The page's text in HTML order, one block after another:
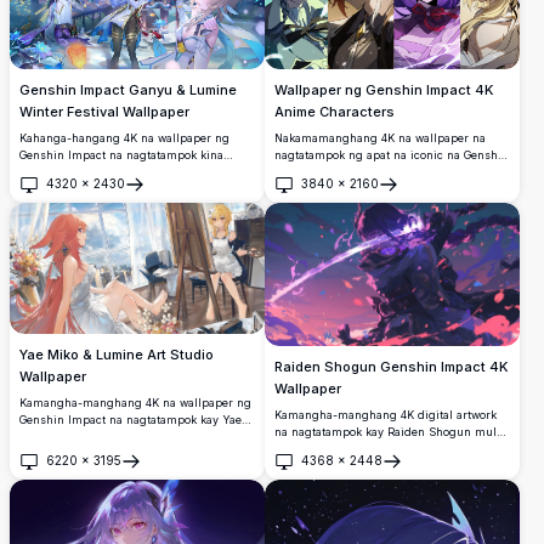
Genshin Impact Ganyu & Lumine
Winter Festival Wallpaper
Kahanga-hangang 4K na wallpaper ng
Genshin Impact na nagtatampok kina
masnowy na Lantern Festival sa Liyue
Harbor. Ang mga glowing na parol sa
langit, asul na lotus na bulaklak, at
tradisyonal na arkitekturang Tsino ay
lumilikha ng isang kahanga-hangang
tanawin sa gabi ng taglamig.
4320 × 2430
Buksan
Wallpaper ng Genshin Impact 4K
Anime Characters
Nakamamanghang 4K na wallpaper na
nagtatampok ng apat na iconic na Genshin
komposisyon.
3840 × 2160
Buksan
Yae Miko & Lumine Art Studio
Wallpaper
Kamangha-manghang 4K na wallpaper ng
Genshin Impact na nagtatampok kay Yae
puting damit habang pinipinta ni Lumine
ang kanyang larawan sa isang studio na
may sikat ng araw, tanawin ng lungsod at
mga bulaklak.
6220 × 3195
Buksan
Raiden Shogun Genshin Impact 4K
Wallpaper
Kamangha-manghang 4K digital artwork
na nagtatampok kay Raiden Shogun mula
electro sword sa gitna ng umiikot na lila
na enerhiya at mga petals ng cherry
blossom. High-resolution anime-style
illustration na perpekto para sa desktop
backgrounds na may makulay na lila at
4368 × 2448
Buksan